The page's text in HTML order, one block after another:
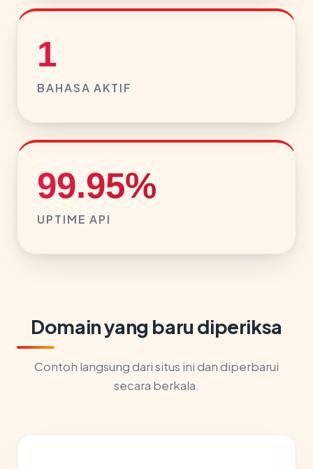
1
BAHASA AKTIF
99.95%
UPTIME API
Domain yang baru diperiksa
Contoh langsung dari situs ini dan diperbarui
secara berkala.